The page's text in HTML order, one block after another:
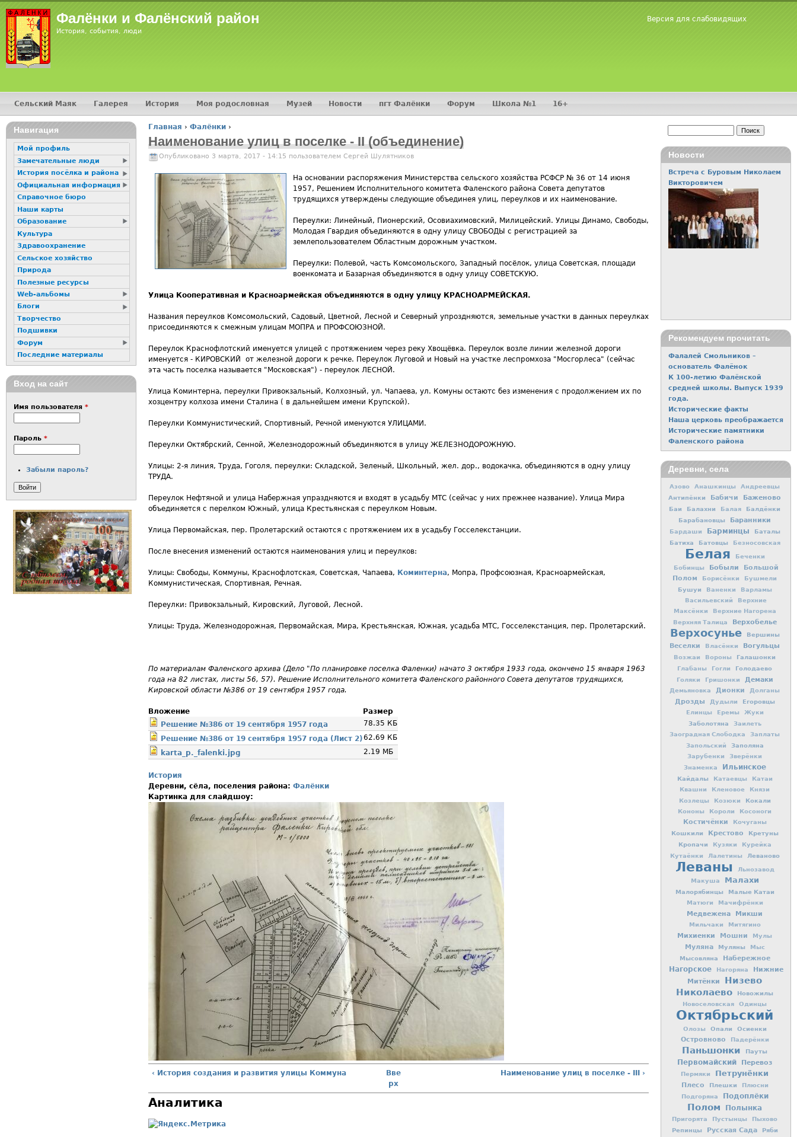
Фалёнки и Фалёнский район
История, события, люди
Версия для слабовидящих
Вы здесь
Главная › Фалёнки ›
Наименование улиц в поселке - II (объединение)
Опубликовано 3 марта, 2017 - 14:15 пользователем Сергей Шулятников
На основании распоряжения Министерства сельского хозяйства РСФСР № 36 от 14 июня
1957, Решением Исполнительного комитета Фаленского района Совета депутатов
трудящихся утверждены следующие объединея улиц, переулков и их наименование.
Переулки: Линейный, Пионерский, Осовиахимовский, Милицейский. Улицы Динамо, Свободы,
Молодая Гвардия объединяются в одну улицу СВОБОДЫ с регистрацией за
землепользователем Областным дорожным участком.
Переулки: Полевой, часть Комсомольского, Западный посёлок, улица Советская, площади
военкомата и Базарная объединяются в одну улицу СОВЕТСКУЮ.
Улица Кооперативная и Красноармейская объединяются в одну улицу КРАСНОАРМЕЙСКАЯ.
Названия переулков Комсомольский, Садовый, Цветной, Лесной и Северный упроздняются, земельные участки в данных переулках
присоединяются к смежным улицам МОПРА и ПРОФСОЮЗНОЙ.
Переулок Краснофлотский именуется улицей с протяжением через реку Хвощёвка. Переулок возле линии железной дороги
именуется - КИРОВСКИЙ от железной дороги к речке. Переулок Луговой и Новый на участке леспромхоза "Мосгорлеса" (сейчас
эта часть поселка называется "Московская") - переулок ЛЕСНОЙ.
Улица Коминтерна, переулки Привокзальный, Колхозный, ул. Чапаева, ул. Комуны остаютс без изменения с продолжением их по
хозцентру колхоза имени Сталина ( в дальнейшем имени Крупской).
Переулки Коммунистический, Спортивный, Речной именуются УЛИЦАМИ.
Переулки Октябрский, Сенной, Железнодорожный объединяются в улицу ЖЕЛЕЗНОДОРОЖНУЮ.
Улицы: 2-я линия, Труда, Гоголя, переулки: Складской, Зеленый, Школьный, жел. дор., водокачка, объединяются в одну улицу
ТРУДА.
Переулок Нефтяной и улица Набержная упраздняются и входят в усадьбу МТС (сейчас у них прежнее название). Улица Мира
объединяется с перелком Южный, улица Крестьянская с переулком Новым.
Улица Первомайская, пер. Пролетарский остаются с протяжением их в усадьбу Госселекстанции.
После внесения изменений остаются наименования улиц и переулков:
Улицы: Свободы, Коммуны, Краснофлотская, Советская, Чапаева, Коминтерна, Мопра, Профсоюзная, Красноармейская,
Коммунистическая, Спортивная, Речная.
Переулки: Привокзальный, Кировский, Луговой, Лесной.
Улицы: Труда, Железнодорожная, Первомайская, Мира, Крестьянская, Южная, усадьба МТС, Госселекстанция, пер. Пролетарский.
По материалам Фаленского архива (Дело "По планировке поселка Фаленки) начато 3 октября 1933 года, окончено 15 января 1963
года на 82 листах, листы 56, 57). Решение Исполнительного комитета Фаленского районного Совета депутатов трудящихся,
Кировской области №386 от 19 сентября 1957 года.
Вложение
Размер
Решение №386 от 19 сентября 1957 года
78.35 КБ
Решение №386 от 19 сентября 1957 года (Лист 2)62.69 КБ
karta_p._falenki.jpg
2.19 МБ
История
Деревни, сёла, поселения района: Фалёнки
Картинка для слайдшоу:
‹ История создания и развития улицы Коммуна
Вве
рх
Наименование улиц в поселке - III ›
Аналитика
Главное меню
Сельский Маяк Галерея История Моя родословная Музей Новости пгт Фалёнки Форум Школа №1 16+
Навигация
Мой профиль
Замечательные люди
История посёлка и района
Официальная информация
Справочное бюро
Наши карты
Образование
Культура
Здравоохранение
Сельское хозяйство
Природа
Полезные ресурсы
Web-альбомы
Блоги
Творчество
Подшивки
Форум
Последние материалы
Вход на сайт
Имя пользователя *
Пароль *
Забыли пароль?
Новости
Встреча с Буровым Николаем
Викторовичем
Рекомендуем прочитать
Фалалей Смольников –
основатель Фалёнок
К 100-летию Фалёнской
средней школы. Выпуск 1939
года.
Исторические факты
Наша церковь преображается
Исторические памятники
Фаленского района
Деревни, села
Азово Анашкинцы Андреевцы
Антипёнки Бабичи Баженово
Баи Балахни Балая
Балдёнки
Барабановцы
Баранники
Бардаши Барминцы
Баталы
Батиха
Батовцы Безносовская
Белая
Беченки
Бобинцы
Бобыли
Большой
Полом
Борисёнки Бушмели
Бушуи Ваненки
Варламы
Васильевский
Верхние
Максёнки
Верхние Нагорена
Верхняя Талица
Верхобелье
Верхосунье Вершины
Веселки Власёнки Вогульцы
Возжаи Вороны Галашонки
Глабаны Гогли Голодаево
Голяки Гришонки Демаки
Демьяновка Дионки Долганы
Дрозды Дудыли Егоровцы
Елинцы Еремы Жуки
Заболотяна
Заилеть
Заоградная Слободка
Заплаты
Запольский
Заполяна
Зарубенки
Зверёнки
Знаменка
Ильинское
Кайдалы Катаевцы
Катаи
Квашни
Кленовое
Князи
Козлецы
Козюки Кокали
Кононы Короли Косоноги
Костичёнки Кочуганы
Кошкили Крестово
Кретуны
Кропачи
Кузяки
Курейка
Кутаёнки
Лалетины Леваново
Леваны
Льнозавод
Макуша
Малахи
Малорябинцы Малые Катаи
Матюги Мачифрёнки
Медвежена Микши
Мильчаки Митягино
Михиенки Мошни Мулы
Муляна Муляны Мыс
Мысовляна Набережное
Нагорское Нагоряна
Нижние
Митёнки
Низево
Николаево
Новожилы
Новоселовская Одинцы
Октябрьский
Олозы Опали Осиенки
Островново Падерёнки
Паньшонки Пауты
Первомайский Перевоз
Пермяки Петрунёнки
Плесо Плешки
Плюсни
Подгоряна
Подоплёки
Полом Полынка
Пригорята Пустынцы Пыхово
Репинцы Русская Сада
Ряби